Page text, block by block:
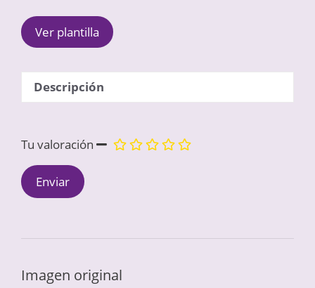
Ver plantilla
Descripción
Tu valoración
Imagen original